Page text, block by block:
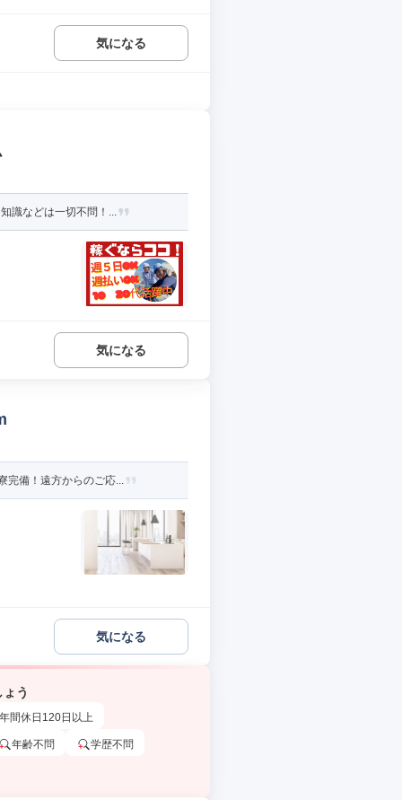
気になる
識などは一切不問！...
気になる
完備！遠方からのご応...
気になる
う
年間休日120日以上
年齢不問 学歴不問